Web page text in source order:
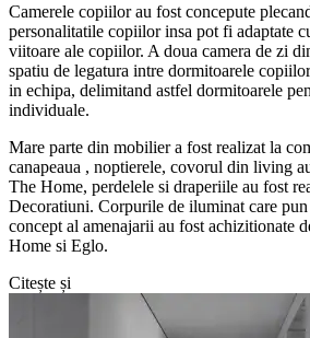
Camerele copiilor au fost concepute
personalitatile copiilor insa pot fi adaptate
viitoare ale copiilor. A doua camera de zi
spatiu de legatura intre dormitoarele
in echipa, delimitand astfel dormitoarele
individuale.
Mare parte din mobilier a fost realizat la
canapeaua , noptierele, covorul din living
The Home, perdelele si draperiile au fost
Decoratiuni. Corpurile de iluminat care
concept al amenajarii au fost achizitionate
Home si Eglo.
Citește și